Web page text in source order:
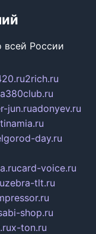
всей России
2rich.ru
a380club.ru
jun.ruadonyev.ru
day.ru
card-voice.ru
zebra-tlt.ru
shop.ru
x-ton.ru